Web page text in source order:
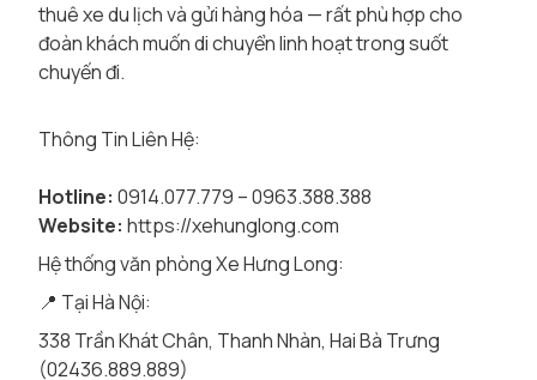
thuê xe du lịch và gửi hàng hóa — rất phù hợp cho
đoàn khách muốn di chuyển linh hoạt trong suốt
chuyến đi.
Thông Tin Liên Hệ:
Hotline: 0914.077.779 – 0963.388.388
Website: https://xehunglong.com
Hệ thống văn phòng Xe Hưng Long:
📍 Tại Hà Nội:
338 Trần Khát Chân, Thanh Nhàn, Hai Bà Trưng
(02436.889.889)